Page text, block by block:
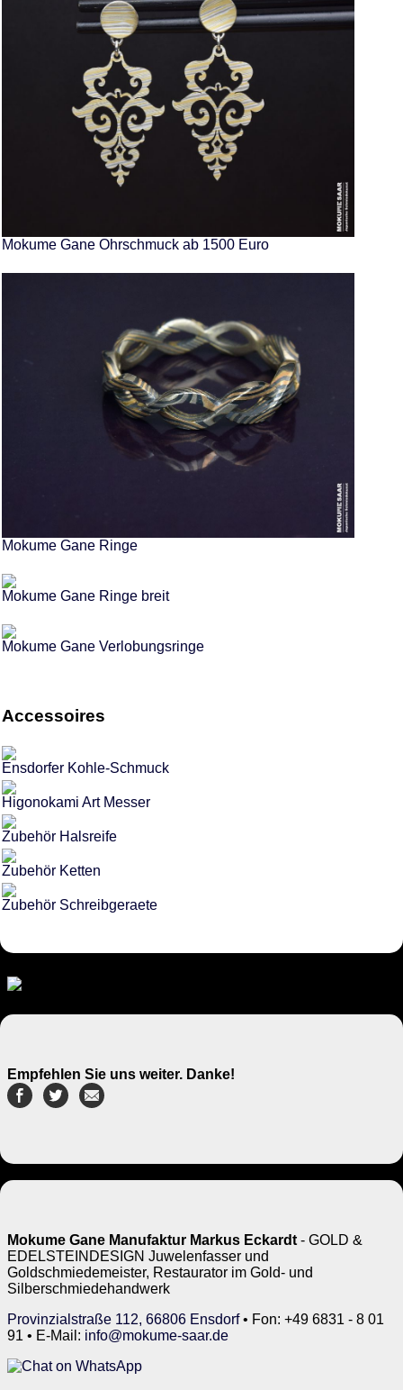
Mokume Gane Ohrschmuck ab 1500 Euro
Mokume Gane Ringe
Mokume Gane Ringe breit
Mokume Gane Verlobungsringe
Accessoires
Ensdorfer Kohle-Schmuck
Higonokami Art Messer
Zubehör Halsreife
Zubehör Ketten
Zubehör Schreibgeraete
Empfehlen Sie uns weiter. Danke!
Mokume Gane Manufaktur Markus Eckardt - GOLD &
EDELSTEINDESIGN Juwelenfasser und
Goldschmiedemeister, Restaurator im Gold- und
Silberschmiedehandwerk
Provinzialstraße 112, 66806 Ensdorf• Fon: +49 6831 - 8 01
91 • E-Mail: info@mokume-saar.de